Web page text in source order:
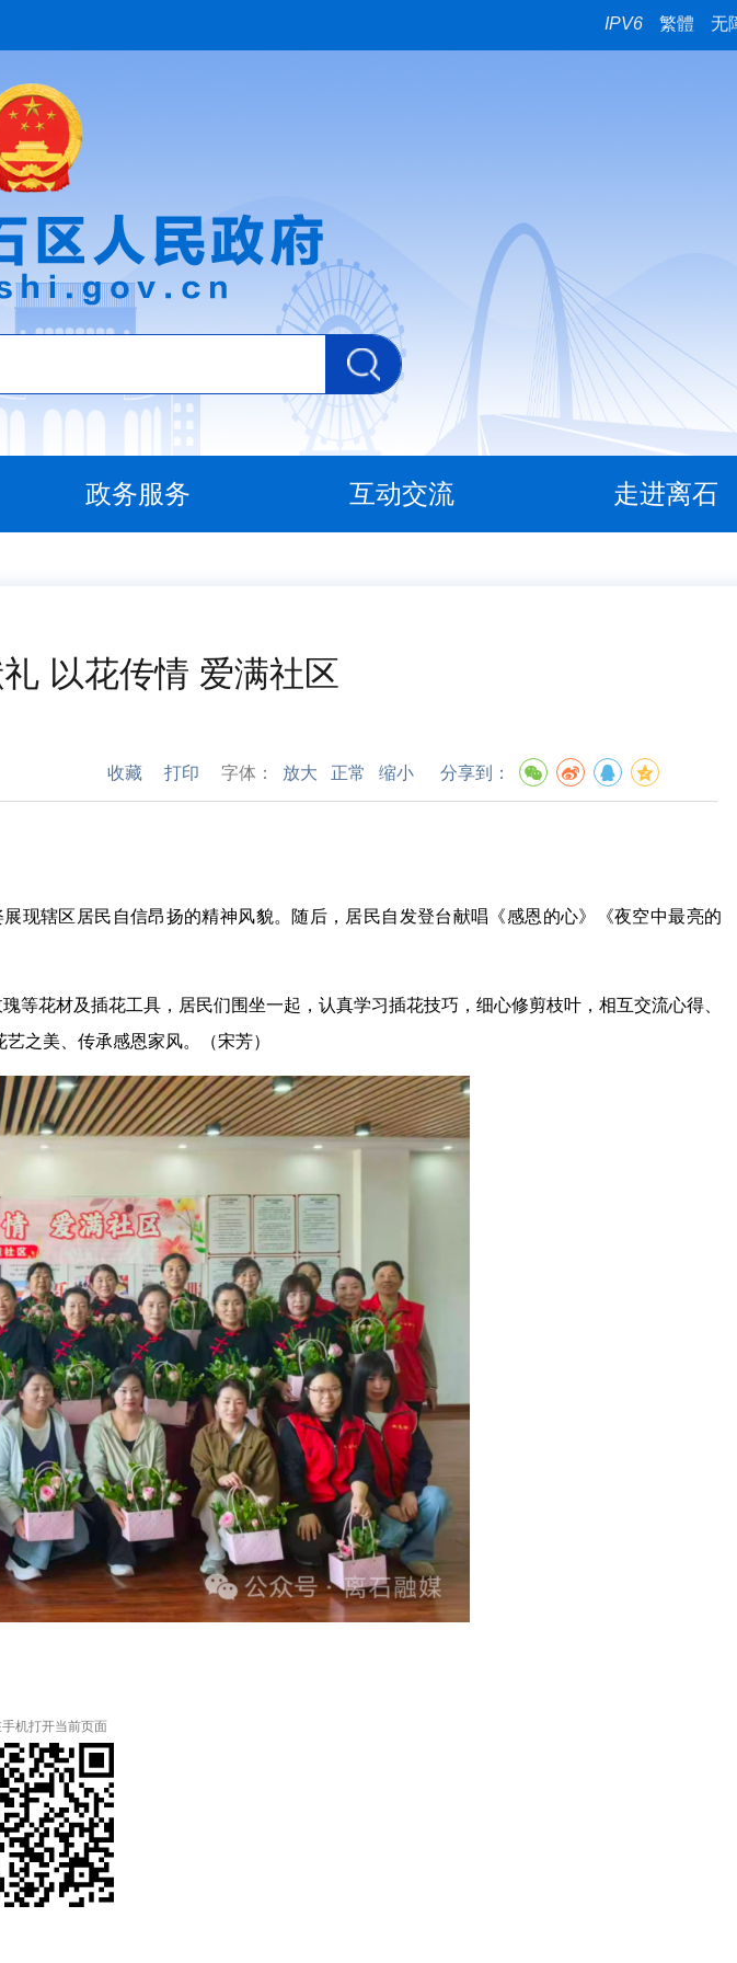
IPV6 繁體 无
政务服务 互动交流 走进离石
以花传情 爱满社区
收藏 打印 字体： 放大 正常 缩小 分享到：
现辖区居民自信昂扬的精神风貌。随后，居民自发登台献唱《感恩的心》《夜空中最亮的
花材及插花工具，居民们围坐一起，认真学习插花技巧，细心修剪枝叶，相互交流心得、
之美、传承感恩家风。（宋芳）
机打开当前页面